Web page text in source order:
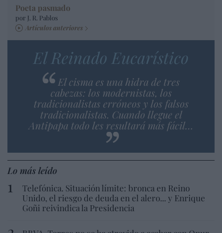
Poeta pasmado
por J. R. Pablos
Artículos anteriores
El Reinado Eucarístico
El cisma es una hidra de tres
cabezas: los modernistas, los
tradicionalistas erróneos y los falsos
tradicionalistas. Cuando llegue el
Antipapa todo les resultará más fácil…
Lo más leído
Telefónica. Situación límite: bronca en Reino
Unido, el riesgo de deuda en el alero... y Enrique
Goñi reivindica la Presidencia